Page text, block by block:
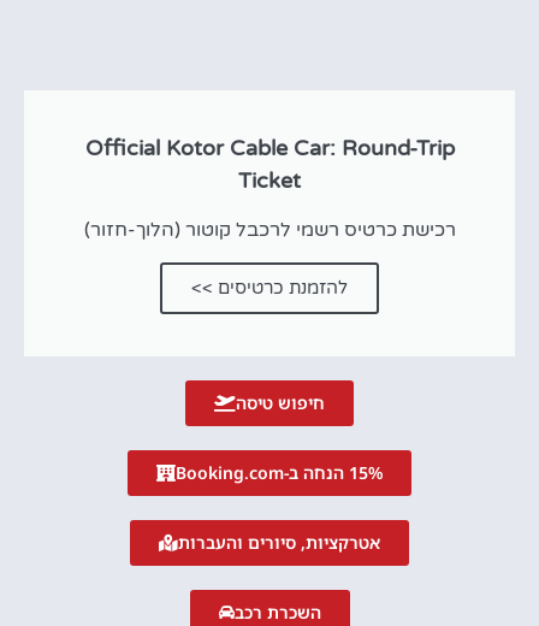
Official Kotor Cable Car: Round-Trip
Ticket
רכישת כרטיס רשמי לרכבל קוטור (הלוך-חזור)
להזמנת כרטיסים >>
חיפוש טיסה
15% הנחה ב-Booking.com
אטרקציות, סיורים והעברות
השכרת רכב